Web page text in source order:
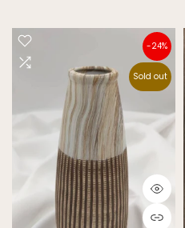
-24%
Sold out